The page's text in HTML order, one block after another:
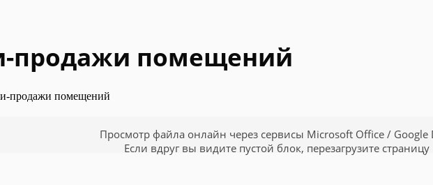
продажи помещений
продажи помещений
Просмотр файла онлайн через сервисы Microsoft Office / Google
Если вдруг вы видите пустой блок, перезагрузите страницу